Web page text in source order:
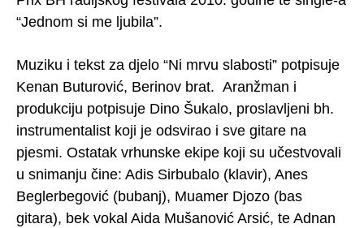
“Jednom si me ljubila”.
Muziku i tekst za djelo “Ni mrvu slabosti” potpisuje
Kenan Buturović, Berinov brat. Aranžman i
produkciju potpisuje Dino Šukalo, proslavljeni bh.
instrumentalist koji je odsvirao i sve gitare na
pjesmi. Ostatak vrhunske ekipe koji su učestvovali
u snimanju čine: Adis Sirbubalo (klavir), Anes
Beglerbegović (bubanj), Muamer Djozo (bas
gitara), bek vokal Aida Mušanović Arsić, te Adnan